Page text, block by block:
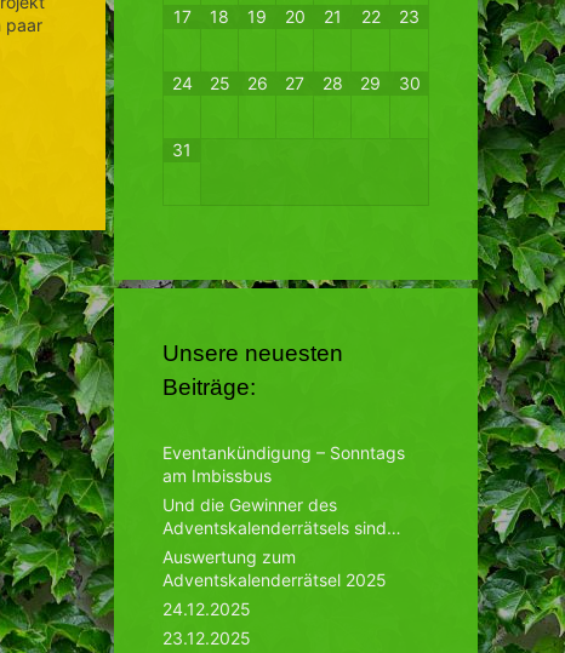
paar
17 18 19 20 21 22 23
24 25 26 27 28 29 30
31
Unsere neuesten
Beiträge:
Eventankündigung – Sonntags
am Imbissbus
Und die Gewinner des
Adventskalenderrätsels sind…
Auswertung zum
Adventskalenderrätsel 2025
24.12.2025
23.12.2025